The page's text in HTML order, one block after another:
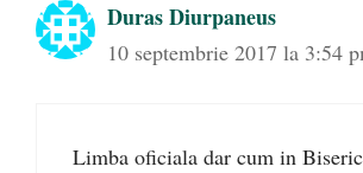
Duras Diurpaneus
10 septembrie 2017 la 3:54
Limba oficiala dar cum in